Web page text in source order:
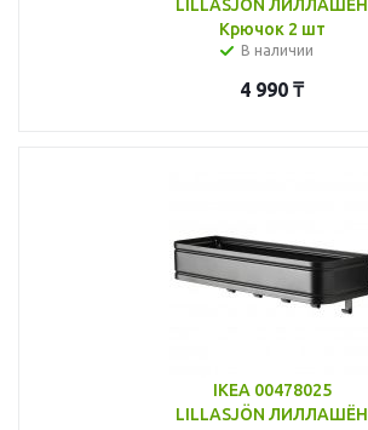
LILLASJÖN ЛИЛЛАШЁН
Крючок 2 шт
В наличии
4 990 ₸
IKEA 00478025
LILLASJÖN ЛИЛЛАШЁН